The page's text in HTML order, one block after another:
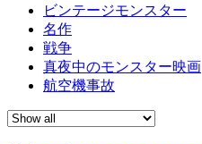
ビンテージモンスター
名作
戦争
真夜中のモンスター映画
航空機事故